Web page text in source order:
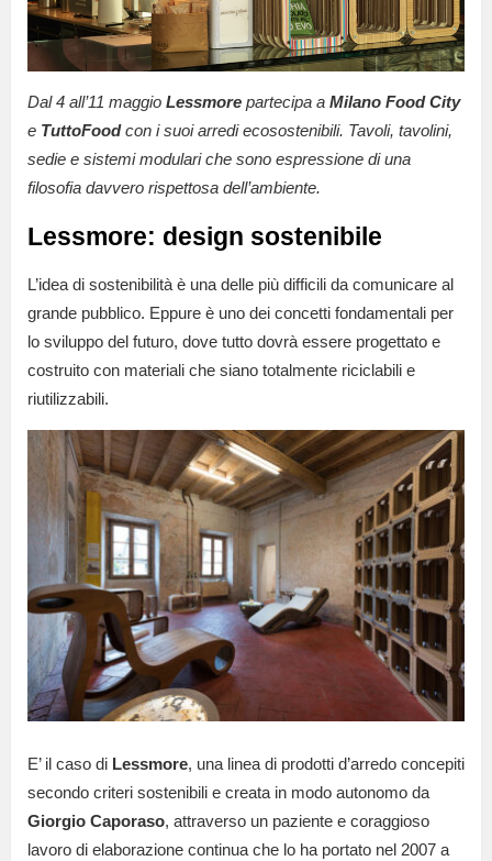
Dal 4 all’11 maggio Lessmore partecipa a Milano Food City
e TuttoFoodcon i suoi arredi ecosostenibili. Tavoli, tavolini,
sedie e sistemi modulari che sono espressione di una
filosofia davvero rispettosa dell’ambiente.
Lessmore: design sostenibile
L’idea di sostenibilità è una delle più difficili da comunicare al
grande pubblico. Eppure è uno dei concetti fondamentali per
lo sviluppo del futuro, dove tutto dovrà essere progettato e
costruito con materiali che siano totalmente riciclabili e
riutilizzabili.
E’ il caso di Lessmore, una linea di prodotti d’arredo concepiti
secondo criteri sostenibili e creata in modo autonomo da
Giorgio Caporaso, attraverso un paziente e coraggioso
lavoro di elaborazione continua che lo ha portato nel 2007 a